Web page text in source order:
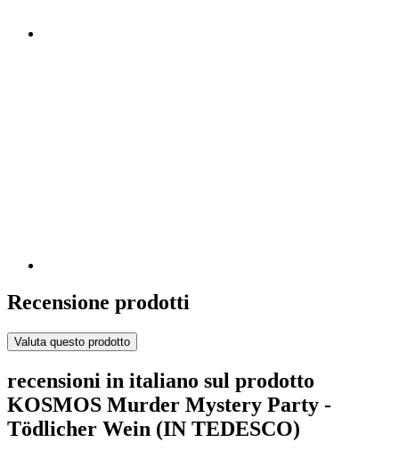
Recensione prodotti
Valuta questo prodotto
recensioni in italiano sul prodotto
KOSMOS Murder Mystery Party -
Tödlicher Wein (IN TEDESCO)